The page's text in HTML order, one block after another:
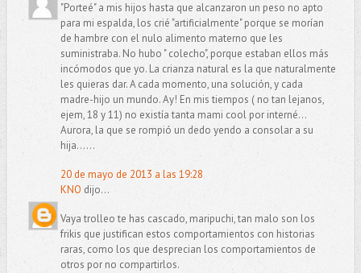
"Porteé" a mis hijos hasta que alcanzaron un peso no apto
para mi espalda, los crié "artificialmente" porque se morían
de hambre con el nulo alimento materno que les
suministraba. No hubo " colecho", porque estaban ellos más
incómodos que yo. La crianza natural es la que naturalmente
les quieras dar. A cada momento, una solución, y cada
madre-hijo un mundo. Ay! En mis tiempos ( no tan lejanos,
ejem, 18 y 11) no existía tanta mami cool por interné...
Aurora, la que se rompió un dedo yendo a consolar a su
hija......
20 de mayo de 2013 a las 19:28
KNO dijo...
Vaya trolleo te has cascado, maripuchi, tan malo son los
frikis que justifican estos comportamientos con historias
raras, como los que desprecian los comportamientos de
otros por no compartirlos.